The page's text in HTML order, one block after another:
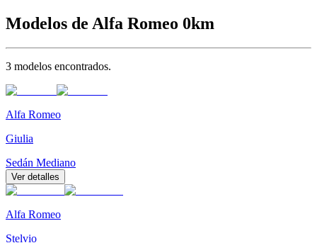
Modelos de Alfa Romeo 0km
3 modelos encontrados.
Alfa Romeo
Giulia
Sedán Mediano
Ver detalles
Alfa Romeo
Stelvio